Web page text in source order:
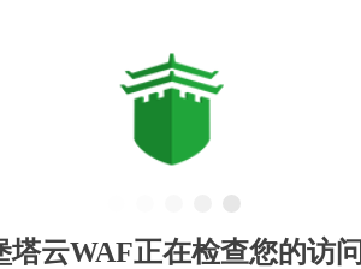
塔云WAF正在检查您的访问